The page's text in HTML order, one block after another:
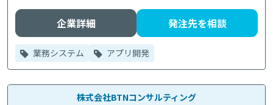
企業詳細 発注先を相談
業務システム アプリ開発
株式会社BTNコンサルティング